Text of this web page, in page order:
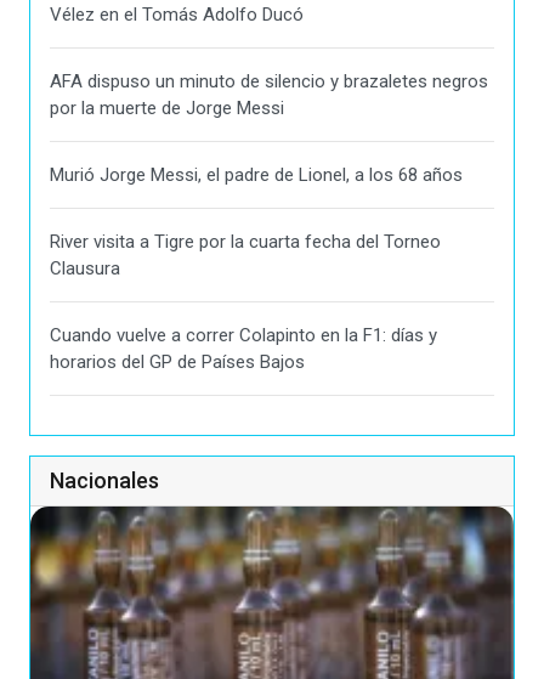
Vélez en el Tomás Adolfo Ducó
AFA dispuso un minuto de silencio y brazaletes negros
por la muerte de Jorge Messi
Murió Jorge Messi, el padre de Lionel, a los 68 años
River visita a Tigre por la cuarta fecha del Torneo
Clausura
Cuando vuelve a correr Colapinto en la F1: días y
horarios del GP de Países Bajos
Nacionales